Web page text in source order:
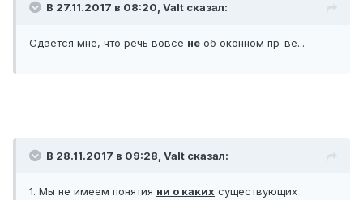
В 27.11.2017 в 08:20, Valt сказал:
Сдаётся мне, что речь вовсе не об оконном пр-ве...
-----------------------------------------------
В 28.11.2017 в 09:28, Valt сказал:
1. Мы не имеем понятия ни о каких существующих